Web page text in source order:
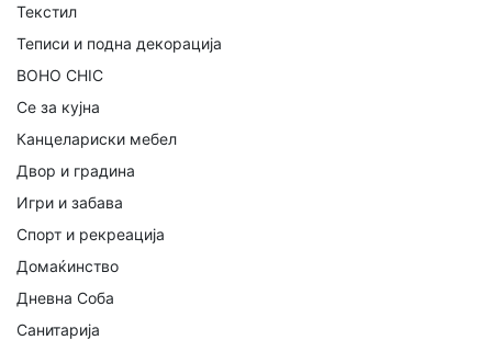
Текстил
Теписи и подна декорација
BOHO CHIC
Се за кујна
Канцелариски мебел
Двор и градина
Игри и забава
Спорт и рекреација
Домаќинство
Дневна Соба
Санитарија